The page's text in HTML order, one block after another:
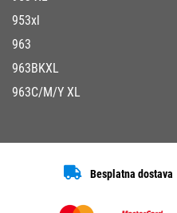
953xl
963
963BKXL
963C/M/Y XL
Besplatna dostava